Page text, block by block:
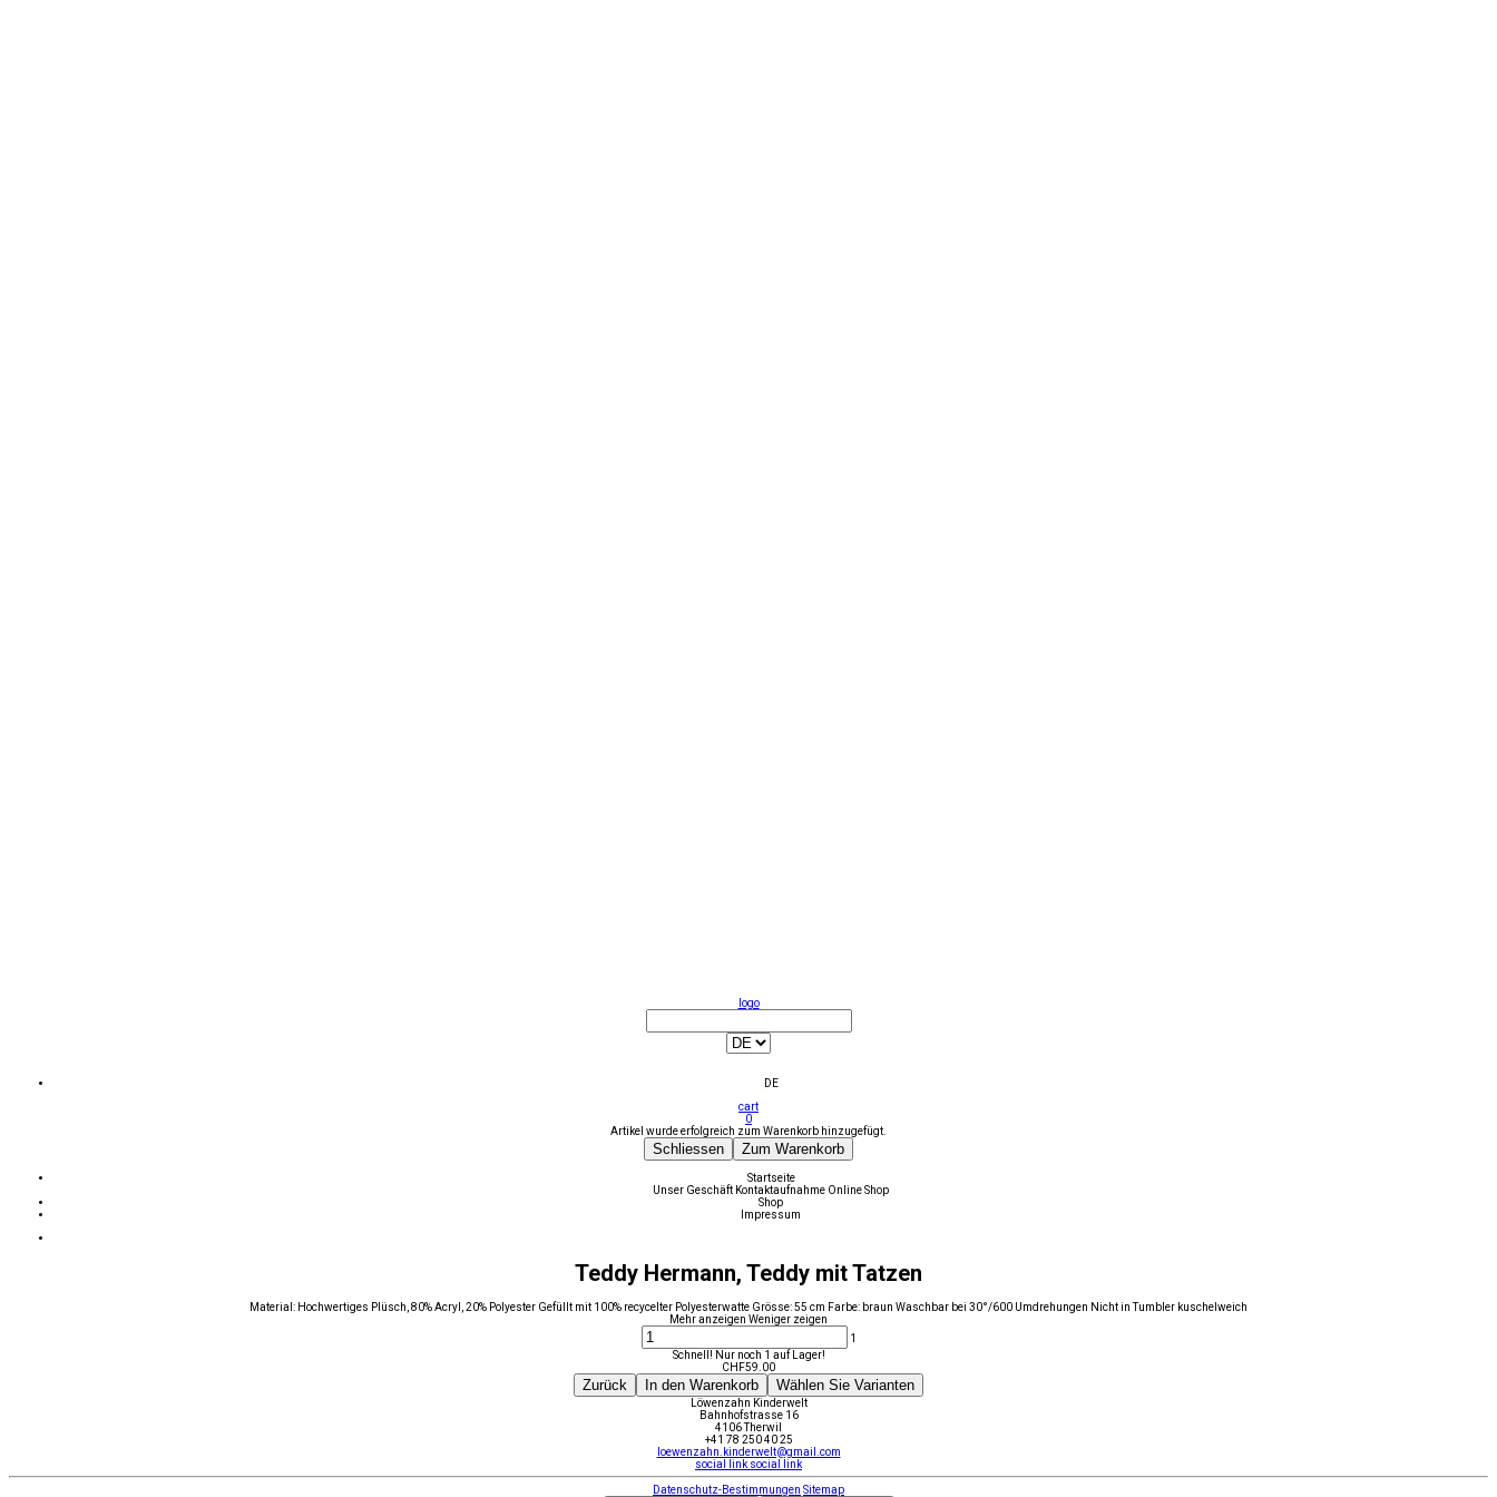
logo
DE
cart
0
Artikel wurde erfolgreich zum Warenkorb hinzugefügt.
Schliessen Zum Warenkorb
Startseite
Unser Geschäft Kontaktaufnahme Online Shop
Shop
Impressum
Teddy Hermann, Teddy mit Tatzen
Material: Hochwertiges Plüsch, 80% Acryl, 20% Polyester Gefüllt mit 100% recycelter Polyesterwatte Grösse: 55 cm Farbe: braun Waschbar bei 30°/600 Umdrehungen Nicht in Tumbler kuschelweich
Mehr anzeigen Weniger zeigen
1
Schnell! Nur noch 1 auf Lager!
CHF59.00
Zurück In den Warenkorb Wählen Sie Varianten
Löwenzahn Kinderwelt
Bahnhofstrasse 16
4106 Therwil
+41 78 250 40 25
loewenzahn.kinderwelt@gmail.com
social link social link
Datenschutz-Bestimmungen Sitemap